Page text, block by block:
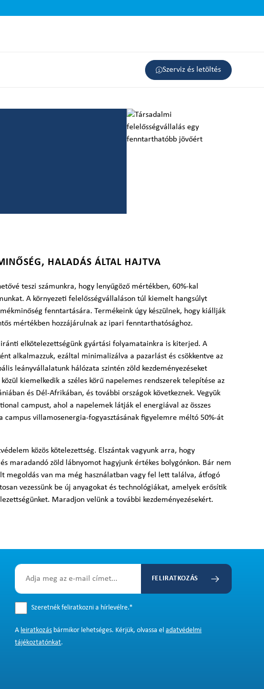
Szerviz és letöltés
HALADÁS ÁLTAL HAJTVA
teszi számunkra, hogy lenyűgöző mértékben, 60%-kal
A környezeti felelősségvállaláson túl kiemelt hangsúlyt
fenntartására. Termékeink úgy készülnek, hogy kiállják
mértékben hozzájárulnak az ipari fenntarthatósághoz.
elkötelezettségünk gyártási folyamatainkra is kiterjed. A
alkalmazzuk, ezáltal minimalizálva a pazarlást és csökkentve az
leányvállalatunk hálózata szintén zöld kezdeményezéseket
kiemelkedik a széles körű napelemes rendszerek telepítése az
és Dél-Afrikában, és további országok következnek. Vegyük
campust, ahol a napelemek látják el energiával az összes
campus villamosenergia-fogyasztásának figyelemre méltó 50%-át
közös kötelezettség. Elszántak vagyunk arra, hogy
maradandó zöld lábnyomot hagyjunk értékes bolygónkon. Bár nem
megoldás van ma még használatban vagy fel lett találva, átfogó
vezessünk be új anyagokat és technológiákat, amelyek erősítik
Maradjon velünk a további kezdeményezésekért.
FELIRATKOZÁS
Szeretnék feliratkozni a hírlevélre.*
A leiratkozás bármikor lehetséges. Kérjük, olvassa eladatvédelmi
tájékoztatónkat.